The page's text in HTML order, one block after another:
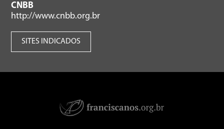
CNBB
http://www.cnbb.org.br
SITES INDICADOS